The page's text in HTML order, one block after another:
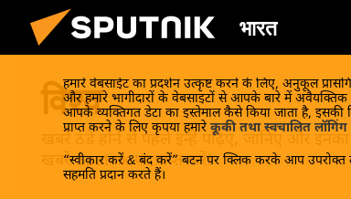
भारत
हमारे वेबसाईट का प्रदर्शन उत्कृष्ट करने के लिए, अनुकूल
और हमारे भागीदारों के वेबसाइटों से आपके बारे में अवैयक्तिक
आपके व्यक्तिगत डेटा का इस्तेमाल कैसे किया जाता है, इसकी
प्राप्त करने के लिए कृपया हमारे कूकी तथा स्वचालित लॉगिंग
“स्वीकार करें & बंद करें” बटन पर क्लिक करके आप उपरोक्त
सहमति प्रदान करते हैं।
विश्व
खबरें ठंडे होने से पहले इन्हें पढ़िए, जानिए और
खबरें Sputnik पर प्राप्त करें!